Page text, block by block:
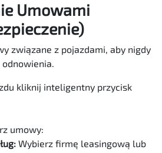
Umowami
związane z pojazdami, aby nigdy
kliknij inteligentny przycisk
umowy:
Wybierz firmę leasingową lub